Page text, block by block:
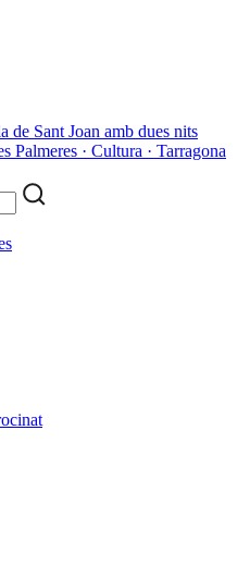
de Sant Joan amb dues nits
Palmeres · Cultura · Tarragona